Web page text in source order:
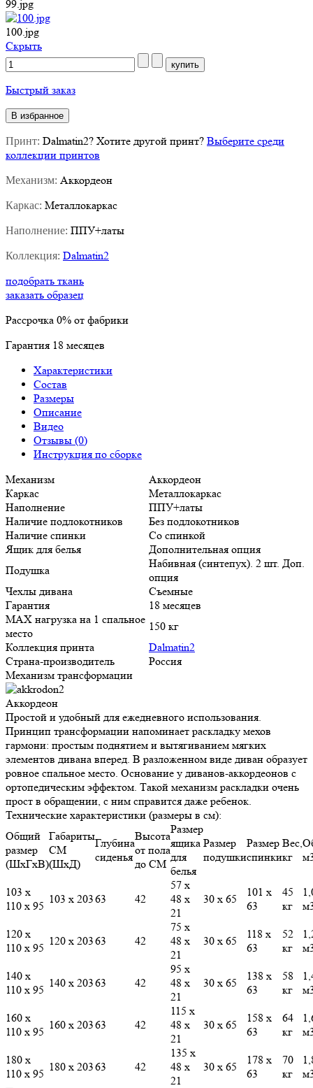
99.jpg
100.jpg
Cкрыть
Быстрый заказ
В избранное
Принт: Dalmatin2? Хотите другой принт? Выберите среди
коллекции принтов
Механизм: Аккордеон
Каркас: Металлокаркас
Наполнение: ППУ+латы
Коллекция: Dalmatin2
подобрать ткань
заказать образец
Рассрочка 0% от фабрики
Гарантия 18 месяцев
Характеристики
Состав
Размеры
Описание
Видео
Отзывы (0)
Инструкция по сборке
Механизм
Аккордеон
Каркас
Металлокаркас
Наполнение
ППУ+латы
Наличие подлокотников
Без подлокотников
Наличие спинки
Со спинкой
Ящик для белья
Дополнительная опция
Подушка
Набивная (синтепух). 2 шт. Доп.
опция
Чехлы дивана
Съемные
Гарантия
18 месяцев
MAX нагрузка на 1 спальное
место
150 кг
Коллекция принта
Dalmatin2
Страна-производитель
Россия
Механизм трансформации
Аккордеон
Простой и удобный для ежедневного использования.
Принцип трансформации напоминает раскладку мехов
гармони: простым поднятием и вытягиванием мягких
элементов дивана вперед. В разложенном виде диван образует
ровное спальное место. Основание у диванов-аккордеонов с
ортопедическим эффектом. Такой механизм раскладки очень
прост в обращении, с ним справится даже ребенок.
Технические характеристики (размеры в см):
Общий
размер
(ШхГхВ)
Габариты
СМ
(ШхД)
Глубина
сиденья
Высота
от пола
до СМ
Размер
ящика
для
белья
Размер
подушки
Размер
спинки
Вес,
кг
103 х
110 х 95
103 х 20363 42
57 х
48 х
21
30 х 65
101 х
63
45
кг
120 х
110 х 95
120 х 20363 42
75 х
48 х
21
30 х 65
118 х
63
52
кг
140 х
110 х 95
140 х 20363 42
95 х
48 х
21
30 х 65
138 х
63
58
кг
160 х
110 х 95
160 х 20363 42
115 х
48 х
21
30 х 65
158 х
63
64
кг
180 х
110 х 95
180 х 20363 42
135 х
48 х
21
30 х 65
178 х
63
70
кг